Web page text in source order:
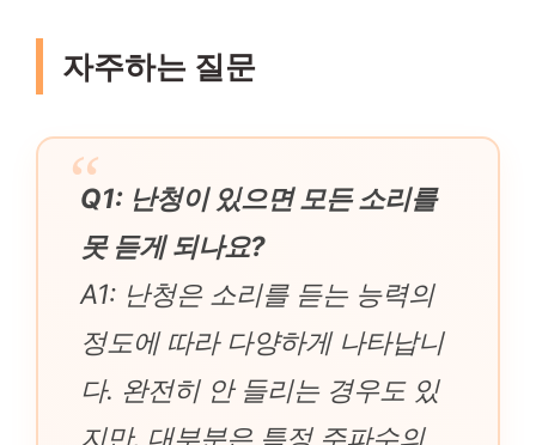
자주하는 질문
Q1: 난청이 있으면 모든 소리를
못 듣게 되나요?
A1: 난청은 소리를 듣는 능력의
정도에 따라 다양하게 나타납니
다. 완전히 안 들리는 경우도 있
지만, 대부분은 특정 주파수의